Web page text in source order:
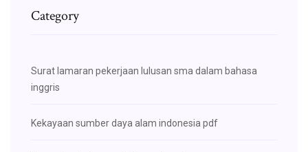
Category
Surat lamaran pekerjaan lulusan sma dalam bahasa
inggris
Kekayaan sumber daya alam indonesia pdf